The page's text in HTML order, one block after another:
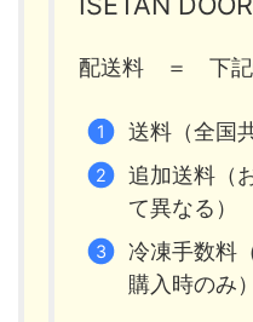
配送料 ＝ 下
送料（全国
追加送料（
て異なる）
冷凍手数料
購入時のみ）